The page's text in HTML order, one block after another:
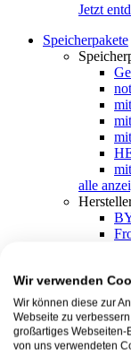
Jetzt
Speicherpakete
alle
Wir verwenden
Wir können diese zur
Webseite zu
großartiges Webseiten-
von uns verwendeten